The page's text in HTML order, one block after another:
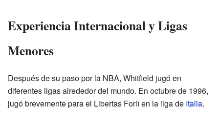
Experiencia Internacional y Ligas
Menores
Después de su paso por la NBA, Whitfield jugó en
diferentes ligas alrededor del mundo. En octubre de 1996,
jugó brevemente para el Libertas Forlì en la liga de Italia.